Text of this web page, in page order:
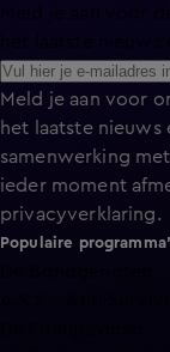
Meld je aan voor
het laatste nieuws
samenwerking
ieder moment
privacyverklaring.
Populaire